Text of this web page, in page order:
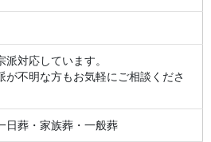
派対応しています。
が不明な方もお気軽にご相談くださ
日葬・家族葬・一般葬